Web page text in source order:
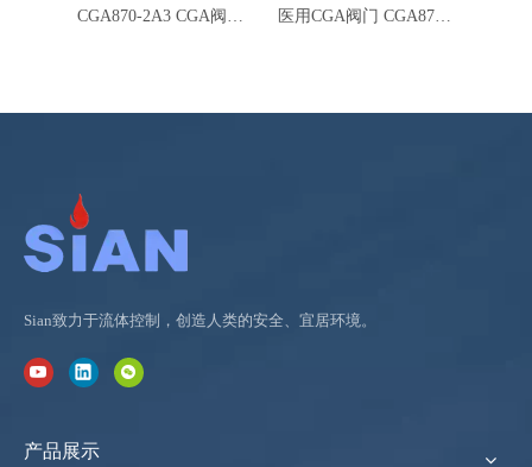
CGA870-2A3 CGA阀门医用氧气瓶轴接式阀门 医用CGA阀门 CGA870-2A3 氧气瓶轴向连接型阀门
Sian致力于流体控制，创造人类的安全、宜居环境。
产品展示